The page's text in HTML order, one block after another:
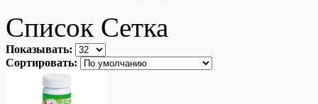
Список Сетка
Показывать:
Сортировать: